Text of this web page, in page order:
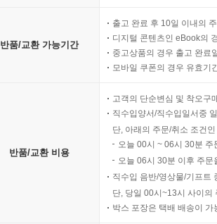
반품/교환 가능기간
출고 완료 후 10일 이내의
디지털 콘텐츠인 eBook의
중고상품의 경우 출고 완료
모바일 쿠폰의 경우 유효기
반품/교환 비용
고객의 단순변심 및 착오구
직수입양서/직수입일서중
단, 아래의 주문/취소 조건
오늘 00시 ~ 06시 30분
오늘 06시 30분 이후 주
직수입 음반/영상물/기프트
단, 당일 00시~13시 사이의
박스 포장은 택배 배송이